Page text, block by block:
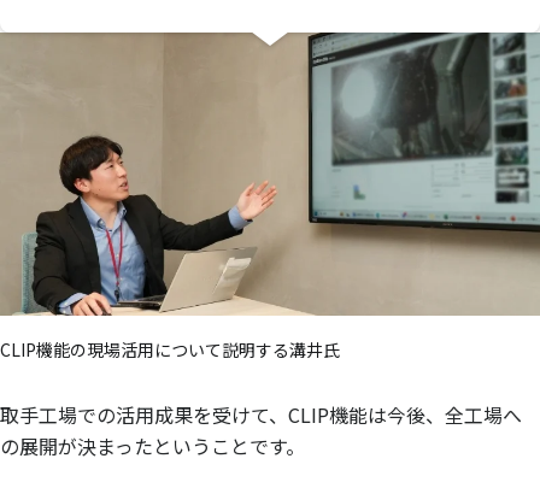
CLIP機能の現場活用について説明する溝井氏
取手工場での活用成果を受けて、CLIP機能は今後、全工場へ
の展開が決まったということです。